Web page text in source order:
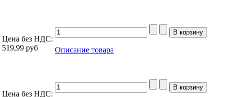
Цена без НДС:
519,99 руб Описание товара
Цена без НДС: